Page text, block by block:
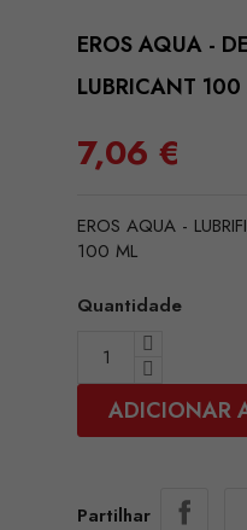
EROS AQUA -
LUBRICANT
7,06 €
EROS AQUA -
100 ML
Quantidade
ADICIONAR
Partilhar